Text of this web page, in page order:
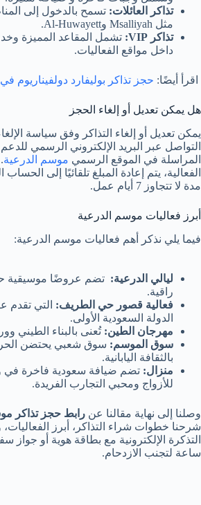
تذاكر العائلات: تسمح بالدخول إلى
مثل Msalliyah وAl-Huwayett.
تذاكر VIP:
تشمل المقاعد المميزة
داخل مواقع الفعاليات.
اقرأ أيضًا: حجز تذاكر بوليفارد دولفيناريوم
هل يمكن تعديل أو إلغاء الحجز
يمكن تعديل أو إلغاء التذاكر وفق سياسة
التواصل عبر البريد الإلكتروني الرسمي
المراسلة في الموقع الرسمي موسم الدرعية
الفعالية، يتم إعادة المبلغ تلقائيًا إلى
مدة لا تتجاوز 7 أيام عمل.
أبرز فعاليات موسم الدرعية
فيما يلي نذكر أهم فعاليات موسم الدرعية:
ليالي الدرعية: تضم عروضًا موسيقية
راقية.
فعالية قصور حي الطريف: التي تقدم
الدولة السعودية الأولى.
مهرجان الطين: تُعنى بالبناء الطيني
سوق الموسم: سوق شعبي يحتضن
بالثقافة اليابانية.
منزال: تضم ضيافة سعودية فاخرة
للأزواج ومحبي التجارب الفريدة.
وصلنا إلى نهاية مقالنا عن رابط حجز تذاكر موسم
شرحنا خطوات شراء التذاكر، أبرز
التذكرة الإلكترونية مع بطاقة هوية أو
ساعة لتجنب الازدحام.